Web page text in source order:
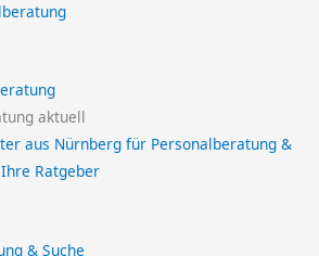
aktuell
aus Nürnberg für Personalberatung &
Ratgeber